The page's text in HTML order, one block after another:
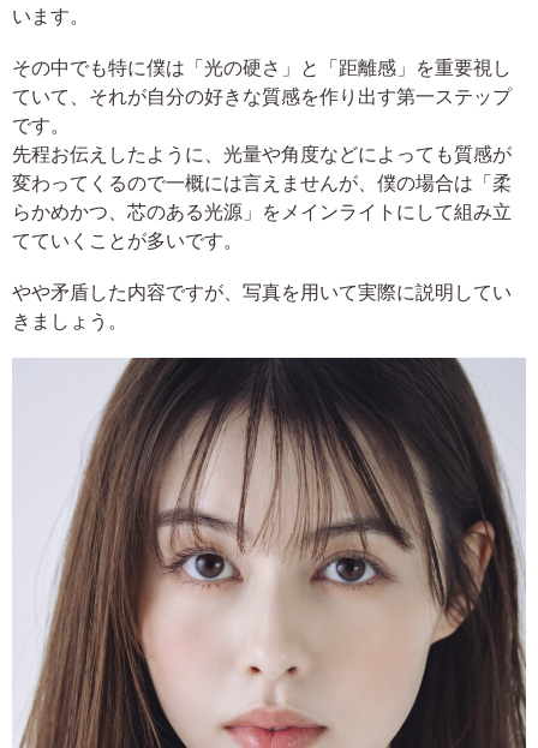
います。
その中でも特に僕は「光の硬さ」と「距離感」を重要視し
ていて、それが自分の好きな質感を作り出す第一ステップ
です。
先程お伝えしたように、光量や角度などによっても質感が
変わってくるので一概には言えませんが、僕の場合は「柔
らかめかつ、芯のある光源」をメインライトにして組み立
てていくことが多いです。
やや矛盾した内容ですが、写真を用いて実際に説明してい
きましょう。